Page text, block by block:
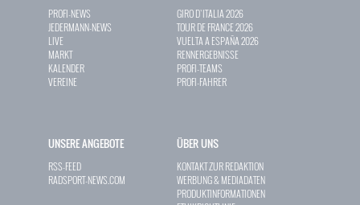
PROFI-NEWS
JEDERMANN-NEWS
LIVE
MARKT
KALENDER
VEREINE
GIRO D`ITALIA 2026
TOUR DE FRANCE 2026
VUELTA A ESPAÑA 2026
RENNERGEBNISSE
PROFI-TEAMS
PROFI-FAHRER
UNSERE ANGEBOTE
RSS-FEED
RADSPORT-NEWS.COM
ÜBER UNS
KONTAKT ZUR REDAKTION
WERBUNG & MEDIADATEN
PRODUKTINFORMATIONEN